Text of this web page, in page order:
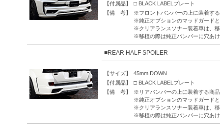
【付属品】
□ BLACK LABELプレート
【備 考】
※フロントバンパーの上に装着す
※純正オプションのマッドガード
※クリアランスソナー装着車は、
※移植の際は純正バンパーに穴あ
■REAR HALF SPOILER
【サイズ】
45mm DOWN
【付属品】
□ BLACK LABELプレート
【備 考】
※リアバンパーの上に装着する商
※純正オプションのマッドガード
※クリアランスソナー装着車は、
※移植の際は純正バンパーに穴あ